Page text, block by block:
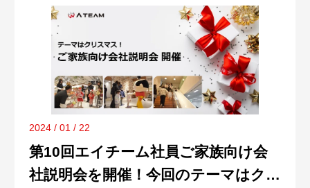
は、同期同士の「相互理解」を第一の目的と
し、事前に各自が用意した自分史をもとに交
流を深めました。続きをみる
2024 / 01 / 22
第10回エイチーム社員ご家族向け会
社説明会を開催！今回のテーマはクリ